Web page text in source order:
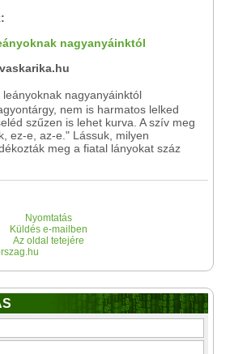
nagyanyáinktól
vaskarika.hu
nem is harmatos lelked
szűzen is lehet kurva. A szív meg
ez-e, az-e." Lássuk, milyen
meg a fiatal lányokat száz
Nyomtatás
Küldés e-mailben
Az oldal tetejére